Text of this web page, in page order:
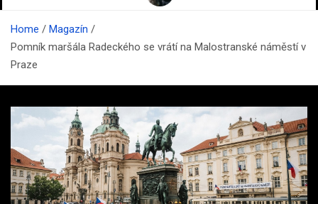
Home
Magazín
Pomník maršála Radeckého se vrátí na Malostranské náměstí v
Praze